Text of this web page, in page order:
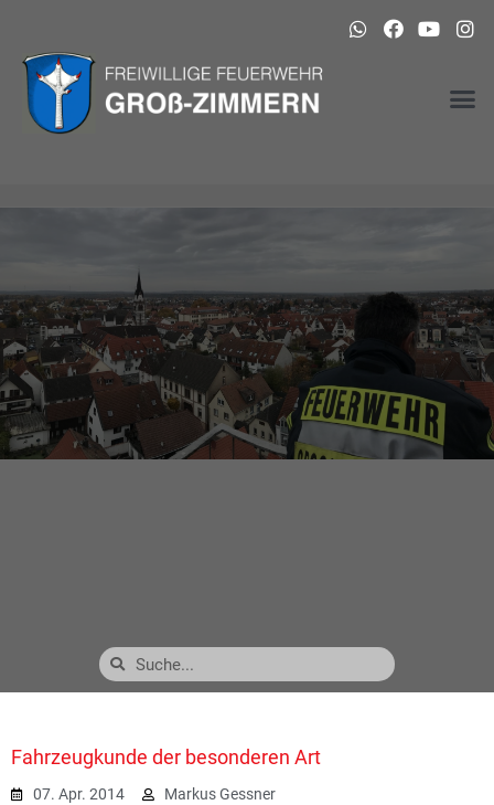
Fahrzeugkunde der besonderen Art
07. Apr. 2014 Markus Gessner